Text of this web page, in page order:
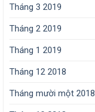
Tháng 3 2019
Tháng 2 2019
Tháng 1 2019
Tháng 12 2018
Tháng mười một 2018